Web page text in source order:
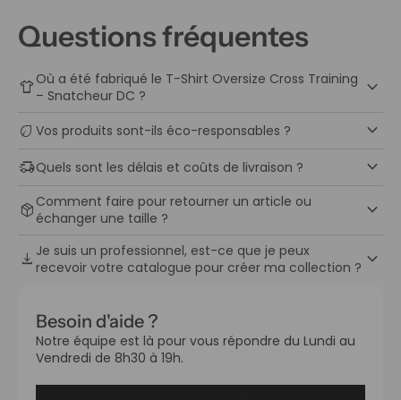
Besoin d'aide ?
Notre équipe est là pour vous répondre du Lundi au
Vendredi de 8h30 à 19h.
Questions fréquentes
apparelOù a été fabriqué le T-Shirt Oversize Cross Training
– Snatcheur DC ?
keyboard_arrow_down
eco Vos produits sont-ils éco-responsables ? keyboard_arrow_down
delivery_truck_speedQuels sont les délais et coûts de livraison ? keyboard_arrow_down
package_2 Comment faire pour retourner un article ou
échanger une taille ?
keyboard_arrow_down
download Je suis un professionnel, est-ce que je peux
recevoir votre catalogue pour créer ma collection ? keyboard_arrow_down